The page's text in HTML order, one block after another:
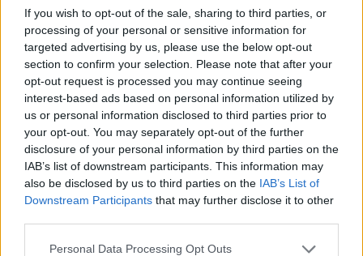
If you wish to opt-out of the sale, sharing to third parties, or
processing of your personal or sensitive information for
targeted advertising by us, please use the below opt-out
section to confirm your selection. Please note that after your
opt-out request is processed you may continue seeing
interest-based ads based on personal information utilized by
us or personal information disclosed to third parties prior to
your opt-out. You may separately opt-out of the further
disclosure of your personal information by third parties on the
IAB’s list of downstream participants. This information may
also be disclosed by us to third parties on the IAB’s List of
Downstream Participants that may further disclose it to other
Personal Data Processing Opt Outs
korábbi járattörlési és késési garanciák is
hiánytalanul érvényben maradnak - közölte a
közölte az Európai Bizottság.
A képviselők kedden nagy többséggel fogadták el az
Európai Unió Tanácsával már egyeztetett jogszabály-
módosításokat. A változtatások célja a 2004-ben
elfogadott eredeti rendelet korszerűsítése volt, az utazók
védelmének megőrzése és kiterjesztése mellett az
esetleges repülőtéri fennakadások idejére. A meglévő
utasjogok nem csorbulnak, így járattörlés esetén...